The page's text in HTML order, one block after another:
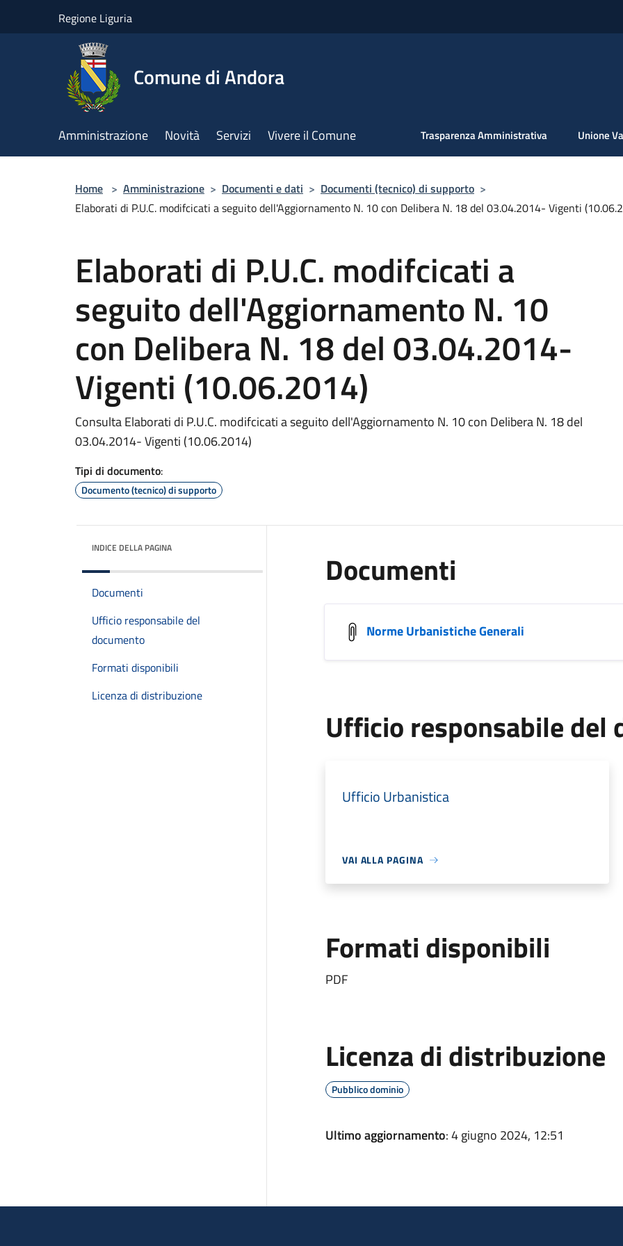
Regione Liguria
Comune di Andora
Amministrazione Novità Servizi Vivere il Comune Trasparenza Amministrativa Unione
Home > Amministrazione > Documenti e dati > Documenti (tecnico) di supporto >
Elaborati di P.U.C. modifcicati a seguito dell'Aggiornamento N. 10 con Delibera N. 18 del 03.04.2014- Vigenti
Elaborati di P.U.C. modifcicati a
seguito dell'Aggiornamento N. 10
con Delibera N. 18 del 03.04.2014-
Vigenti (10.06.2014)
Consulta Elaborati di P.U.C. modifcicati a seguito dell'Aggiornamento N. 10 con Delibera N. 18 del
03.04.2014- Vigenti (10.06.2014)
Tipi di documento:
Documento (tecnico) di supporto
INDICE DELLA PAGINA
Documenti
Ufficio responsabile del
documento
Formati disponibili
Licenza di distribuzione
Documenti
Norme Urbanistiche Generali
Ufficio responsabile del
Ufficio Urbanistica
VAI ALLA PAGINA
Formati disponibili
PDF
Licenza di distribuzione
Pubblico dominio
Ultimo aggiornamento: 4 giugno 2024, 12:51